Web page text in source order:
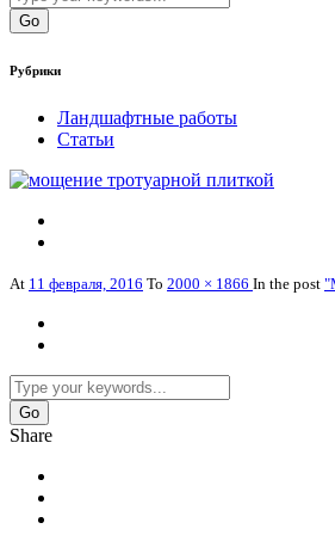
Рубрики
Ландшафтные работы
Статьи
At 11 февраля, 2016 To 2000 × 1866 In the post
Share